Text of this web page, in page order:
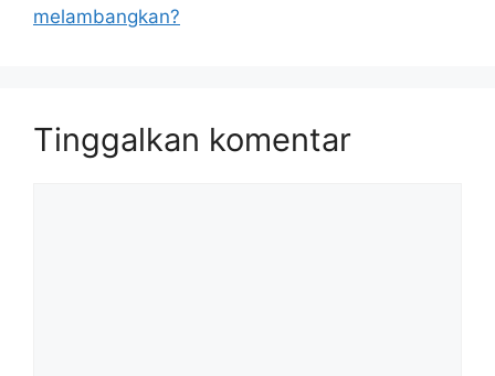
melambangkan?
Tinggalkan komentar